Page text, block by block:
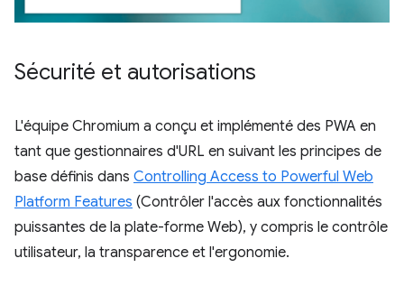
Sécurité et autorisations
L'équipe Chromium a conçu et implémenté des PWA en
tant que gestionnaires d'URL en suivant les principes de
base définis dans Controlling Access to Powerful Web
Platform Features (Contrôler l'accès aux fonctionnalités
puissantes de la plate-forme Web), y compris le contrôle
utilisateur, la transparence et l'ergonomie.